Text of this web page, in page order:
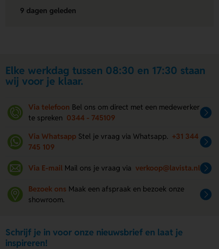
9 dagen geleden
Elke werkdag tussen 08:30 en 17:30 staan
wij voor je klaar.
Via telefoon Bel ons om direct met een medewerker
te spreken 0344 - 745109
Via Whatsapp Stel je vraag via Whatsapp. +31 344
745 109
Via E-mail Mail ons je vraag via verkoop@lavista.nl
Bezoek ons Maak een afspraak en bezoek onze
showroom.
Schrijf je in voor onze nieuwsbrief en laat je
inspireren!